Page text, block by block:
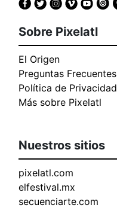
Sobre Pixelatl
El Origen
Preguntas Frecuentes
Política de Privacidad
Más sobre Pixelatl
Nuestros sitios
pixelatl.com
elfestival.mx
secuenciarte.com